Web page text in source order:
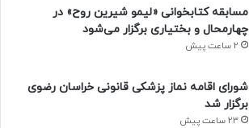
مسابقه کتابخوانی «لیمو شیرین روح» در
چهارمحال و بختیاری برگزار می‌شود
2 ساعت پیش
شورای اقامه نماز پزشکی قانونی خراسان رضوی
برگزار شد
23 ساعت پیش